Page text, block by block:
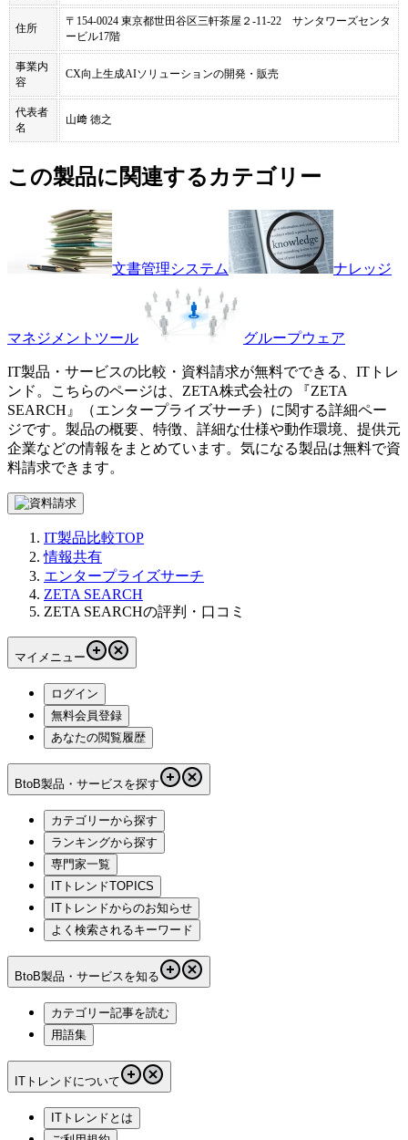
住所
〒154-0024 東京都世田谷区三軒茶屋２-11-22 サンタワーズセンタ
ービル17階
事業内
容
CX向上生成AIソリューションの開発・販売
代表者
名
山﨑 徳之
この製品に関連するカテゴリー
文書管理システム ナレッジ
マネジメントツール グループウェア
IT製品・サービスの比較・資料請求が無料でできる、ITトレ
ンド。こちらのページは、 ZETA株式会社の 『ZETA
SEARCH 』（エンタープライズサーチ）に関する詳細ペー
ジです。製品の概要、特徴、詳細な仕様や動作環境、提供元
企業などの情報をまとめています。気になる製品は無料で資
料請求できます。
IT製品比較TOP
情報共有
エンタープライズサーチ
ZETA SEARCH
ZETA SEARCHの評判・口コミ
マイメニュー
ログイン
無料会員登録
あなたの閲覧履歴
BtoB製品・サービスを探す
カテゴリーから探す
ランキングから探す
専門家一覧
ITトレンドTOPICS
ITトレンドからのお知らせ
よく検索されるキーワード
BtoB製品・サービスを知る
カテゴリー記事を読む
用語集
ITトレンドについて
ITトレンドとは